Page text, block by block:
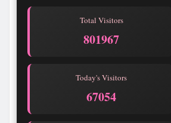
Total Visitors
801970
Today's Visitors
67057